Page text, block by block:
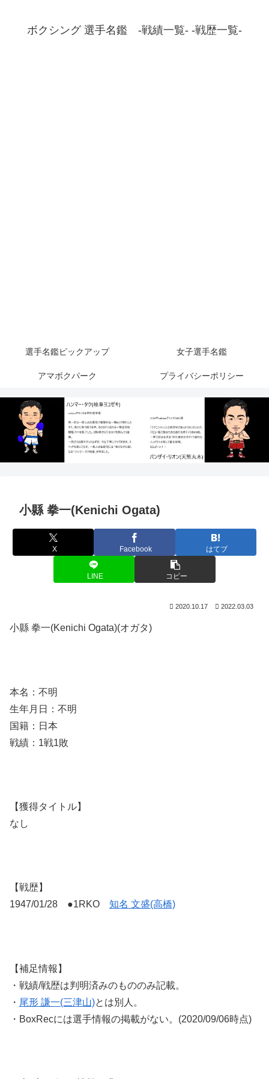
ボクシング 選手名鑑 -戦績一覧- -戦歴一覧-
選手名鑑ピックアップ 女子選手名鑑
アマボクパーク プライバシーポリシー
小縣 拳一(Kenichi Ogata)
X Facebook はてブ
LINE コピー
2020.10.17 2022.03.03
小縣 拳一(Kenichi Ogata)(オガタ)
本名：不明
生年月日：不明
国籍：日本
戦績：1戦1敗
【獲得タイトル】
なし
【戦歴】
1947/01/28 ●1RKO 知名 文盛(高橋)
【補足情報】
・戦績/戦歴は判明済みのもののみ記載。
・ 尾形 謙一(三津山)とは別人。
・BoxRecには選手情報の掲載がない。(2020/09/06時点)